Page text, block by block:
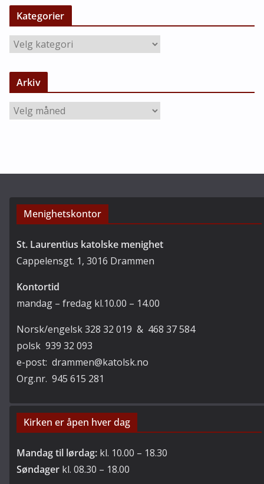
Kategorier
K
t
g
r
Arkiv
A
Menighetskontor
St. Laurentius katolske menighet
Cappelensgt. 1, 3016 Drammen
Kontortid
mandag – fredag kl.10.00 – 14.00
Norsk/engelsk 328 32 019 & 468 37 584
polsk 939 32 093
e-post: drammen@katolsk.no
Org.nr. 945 615 281
Kirken er åpen hver dag
Mandag til lørdag: kl. 10.00 – 18.30
Søndager kl. 08.30 – 18.00